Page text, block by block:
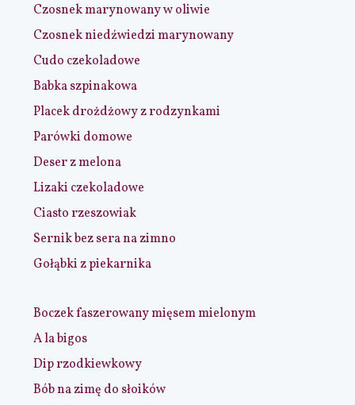
Czosnek marynowany w oliwie
Czosnek niedźwiedzi marynowany
Cudo czekoladowe
Babka szpinakowa
Placek drożdżowy z rodzynkami
Parówki domowe
Deser z melona
Lizaki czekoladowe
Ciasto rzeszowiak
Sernik bez sera na zimno
Gołąbki z piekarnika
Boczek faszerowany mięsem mielonym
A la bigos
Dip rzodkiewkowy
Bób na zimę do słoików